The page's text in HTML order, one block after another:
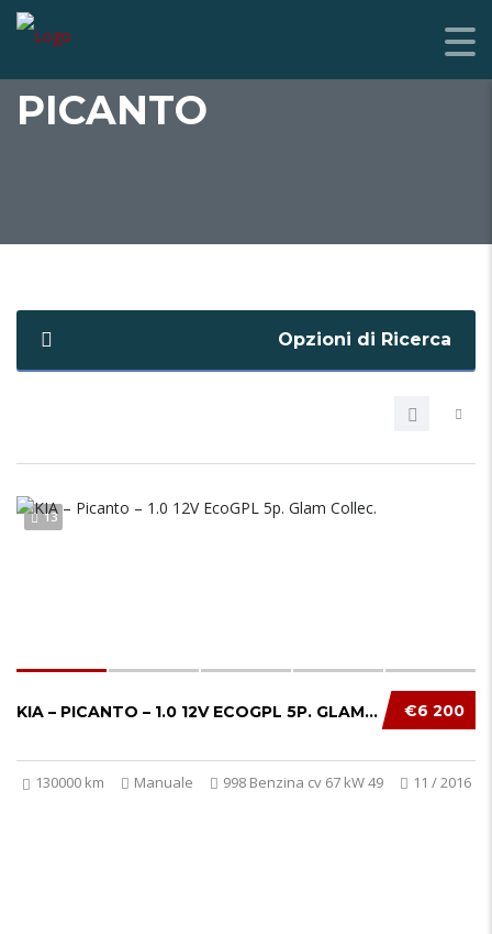
PICANTO
Opzioni di Ricerca
13
€6 200
KIA – PICANTO – 1.0 12V ECOGPL 5P. GLAM COL...
130000 km Manuale 998 Benzina cv 67 kW 49 11 / 2016